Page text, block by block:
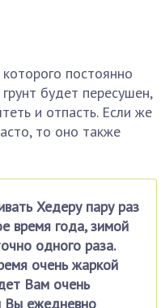
постоянно
будет пересушен,
и отпасть. Если же
то оно также
Хедеру пару раз
время года, зимой
одного раза.
очень жаркой
Вам очень
Вы ежедневно